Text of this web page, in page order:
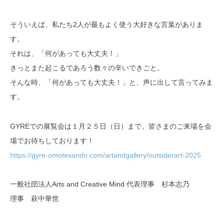
そういえば、私たち2人が最もよく使う大好きな言葉がありま
す。
それは、「何があっても大丈夫！」
きっとまた起こるであろう数々の辛いできごと。
そんな時、「何があっても大丈夫！」と、声に出して言ってみま
す。
GYREでの展覧会は１月２５日（日）まで。皆さまのご来場を会
場でお待ちしております！
https://gyre-omotesando.com/artandgallery/outsiderart-2025
一般社団法人Arts and Creative Mind 代表理事 杉本志乃
理事 萩中華世